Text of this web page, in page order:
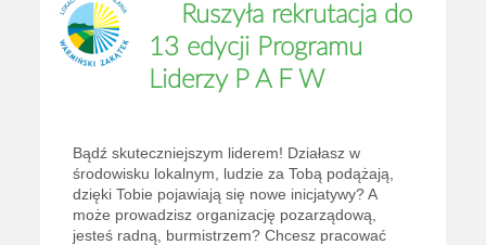
Ruszyła rekrutacja do
13 edycji Programu
Liderzy P A F W
Bądź skuteczniejszym liderem! Działasz w
środowisku lokalnym, ludzie za Tobą podążają,
dzięki Tobie pojawiają się nowe inicjatywy? A
może prowadzisz organizację pozarządową,
jesteś radną, burmistrzem? Chcesz pracować